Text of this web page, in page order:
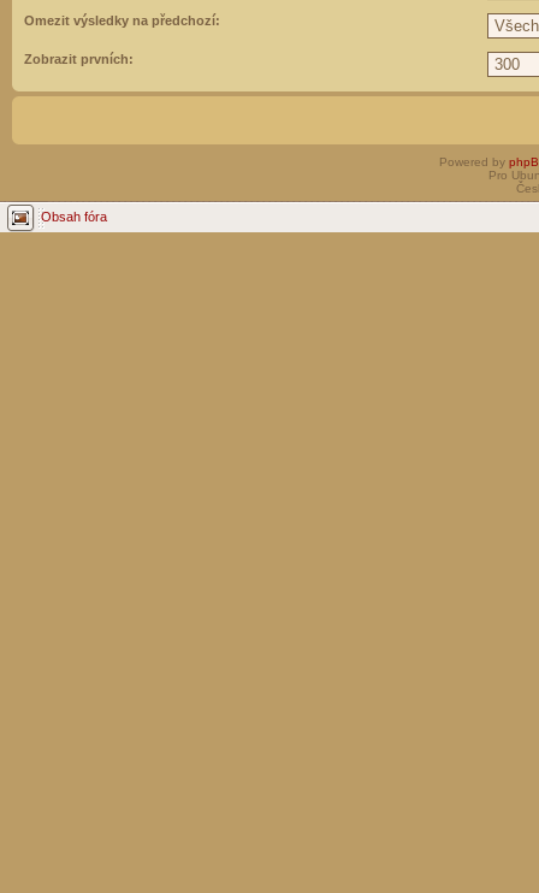
Omezit výsledky na předchozí:
Zobrazit prvních:
Powered by
Pro
Obsah fóra